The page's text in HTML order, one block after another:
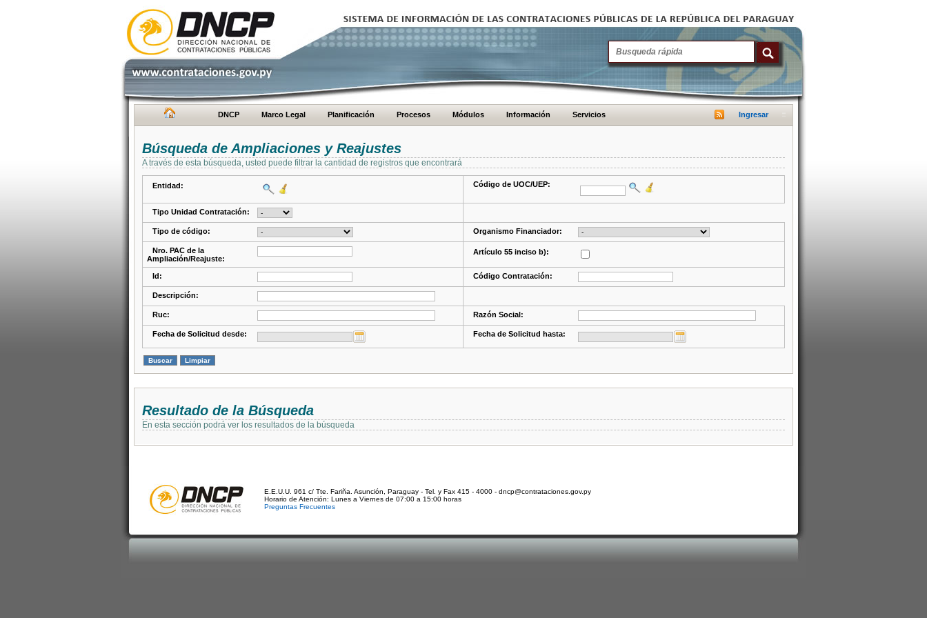
DNCP Marco Legal Planificación Procesos Módulos Información Servicios Ingresar
Búsqueda de Ampliaciones y Reajustes
A través de esta búsqueda, usted puede filtrar la cantidad de registros que encontrará
Entidad: Código de UOC/UEP:
Tipo Unidad Contratación:
Tipo de código: Organismo Financiador:
Nro. PAC de la
Ampliación/Reajuste:
Artículo 55 inciso b):
Id: Código Contratación:
Descripción:
Ruc: Razón Social:
Fecha de Solicitud desde: Fecha de Solicitud hasta:
Resultado de la Búsqueda
En esta sección podrá ver los resultados de la búsqueda
E.E.U.U. 961 c/ Tte. Fariña. Asunción, Paraguay - Tel. y Fax 415 - 4000 - dncp@contrataciones.gov.py
Horario de Atención: Lunes a Viernes de 07:00 a 15:00 horas
Preguntas Frecuentes